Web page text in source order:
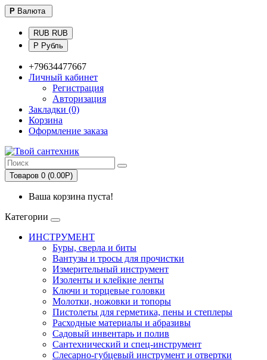
Р Валюта
RUB RUB
Р Рубль
+79634477667
Личный кабинет
Регистрация
Авторизация
Закладки (0)
Корзина
Оформление заказа
Товаров 0 (0.00Р)
Ваша корзина пуста!
Категории
ИНСТРУМЕНТ
Буры, сверла и биты
Вантузы и тросы для прочистки
Измерительный инструмент
Изоленты и клейкие ленты
Ключи и торцевые головки
Молотки, ножовки и топоры
Пистолеты для герметика, пены и степлеры
Расходные материалы и абразивы
Садовый инвентарь и полив
Сантехнический и спец-инструмент
Слесарно-губцевый инструмент и отвертки